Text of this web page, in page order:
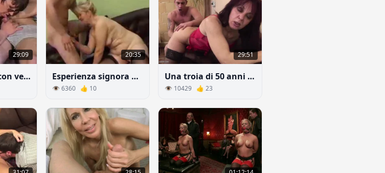
29:09
Sesso ubriaco con vecchia grassa
20:35
Esperienza signora dormiva con amico di suo figlio
👁 6360 👍 10
29:51
Una troia di 50 anni in calze prende in bocca e prende un cazzo nell'ano
👁 10429 👍 23